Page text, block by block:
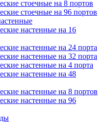
стоечные на 8 портов
стоечные на 96 портов
настенные на 16
настенные на 24 порта
настенные на 32 порта
настенные на 4 порта
настенные на 48
настенные на 8 портов
настенные на 96